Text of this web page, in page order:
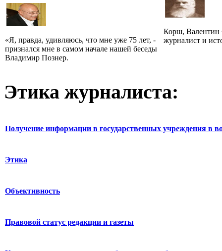
«Я, правда, удивляюсь, что мне уже 75 лет, -
признался мне в самом начале нашей беседы
Владимир Познер.
Корш, Валентин
журналист и
Этика журналиста:
Получение информации в государственных учреждения в
Этика
Объективность
Правовой статус редакции и газеты